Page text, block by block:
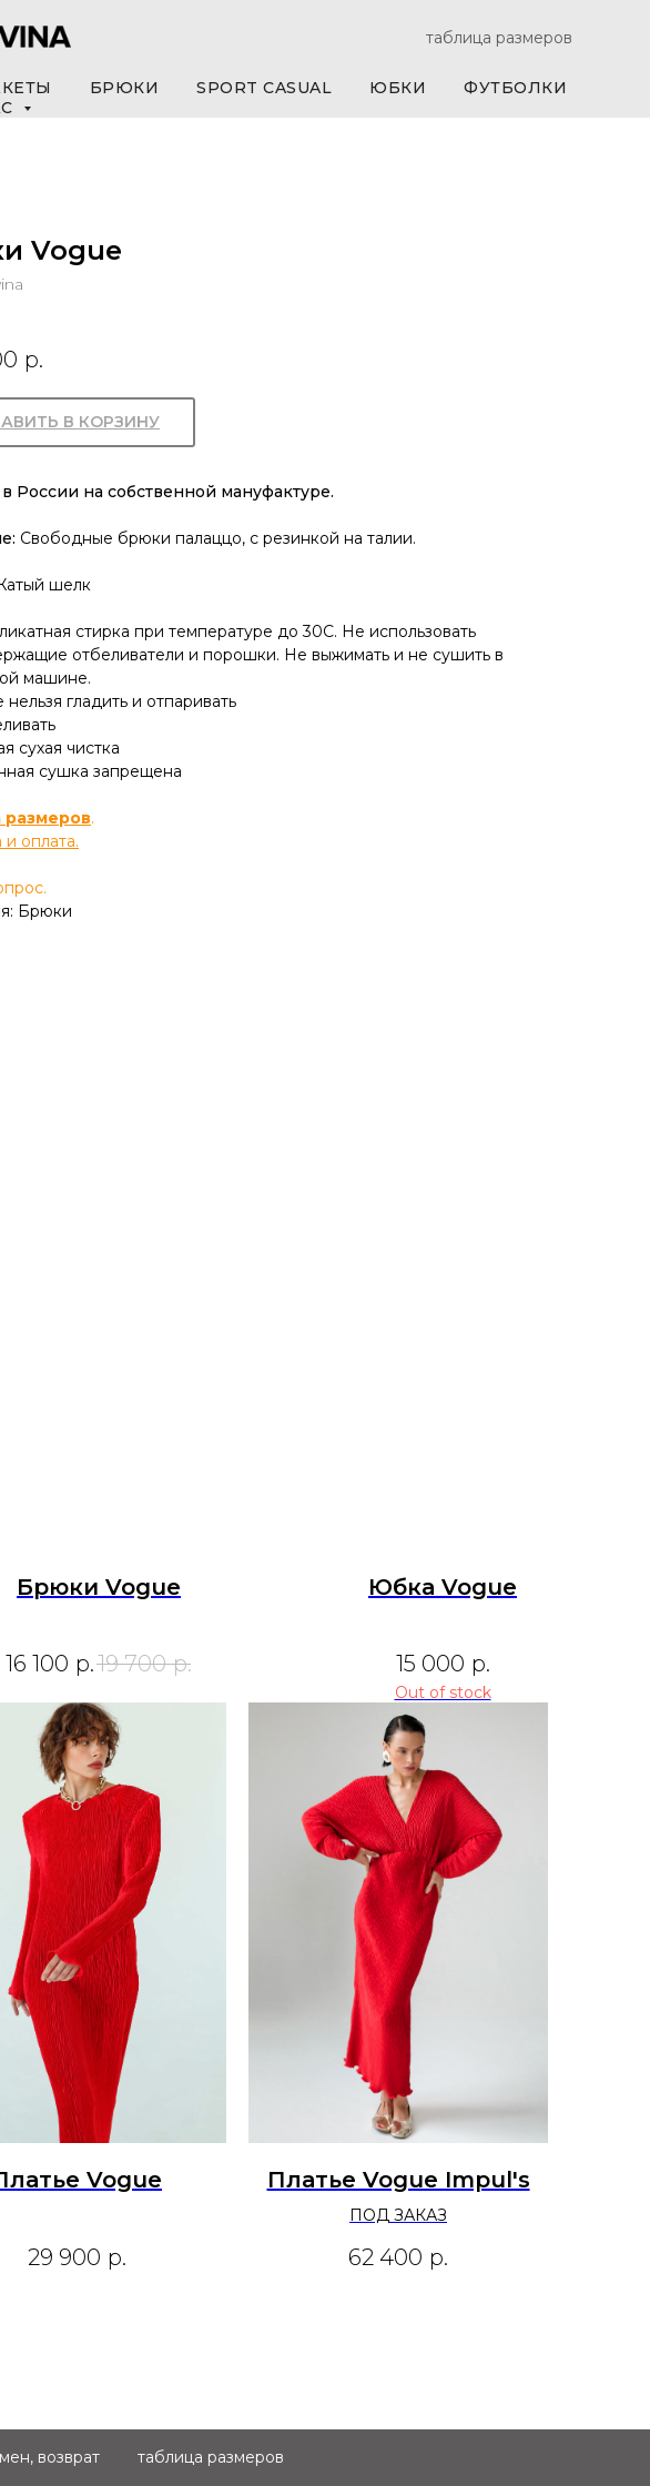
таблица размеров
БРЮКИ SPORT CASUAL ЮБКИ
ФУТБОЛКИ
Vogue
р.
В КОРЗИНУ
России на собственной мануфактуре.
Свободные брюки палаццо, с резинкой на талии.
шелк
стирка при температуре до 30С. Не использовать
отбеливатели и порошки. Не выжимать и не сушить в
машине.
гладить и отпаривать
сухая чистка
сушка запрещена
размеров.
и оплата.
Брюки
Брюки Vogue
16 100 р.19 700 р.
Юбка Vogue
15 000 р.
Out of stock
Vogue
29 900 р.
Платье Vogue Impul's
ПОД ЗАКАЗ
62 400 р.
возврат таблица размеров